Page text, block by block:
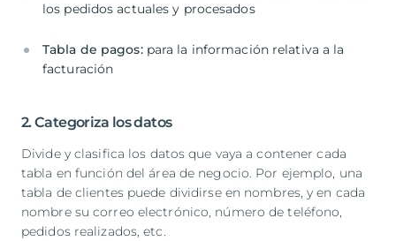
los pedidos actuales y procesados
Tabla de pagos: para la información relativa a la
facturación
2. Categoriza los datos
Divide y clasifica los datos que vaya a contener cada
tabla en función del área de negocio. Por ejemplo, una
tabla de clientes puede dividirse en nombres, y en cada
nombre su correo electrónico, número de teléfono,
pedidos realizados, etc.